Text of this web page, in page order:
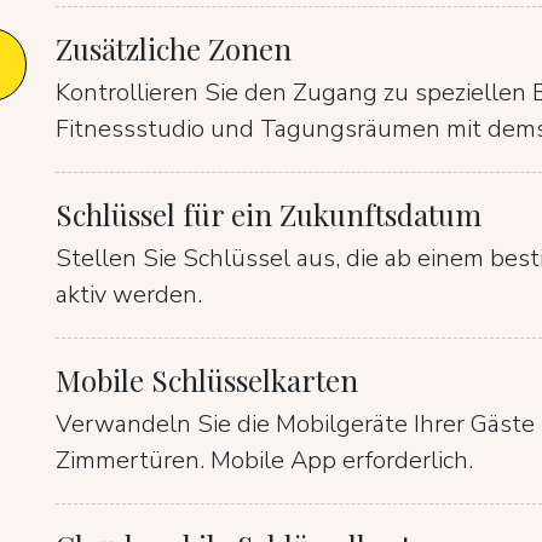
Zusätzliche Zonen
Kontrollieren Sie den Zugang zu speziellen
Fitnessstudio und Tagungsräumen mit
Schlüssel für ein Zukunftsdatum
Stellen Sie Schlüssel aus, die ab einem
aktiv werden.
Mobile Schlüsselkarten
Verwandeln Sie die Mobilgeräte Ihrer
Zimmertüren. Mobile App erforderlich.